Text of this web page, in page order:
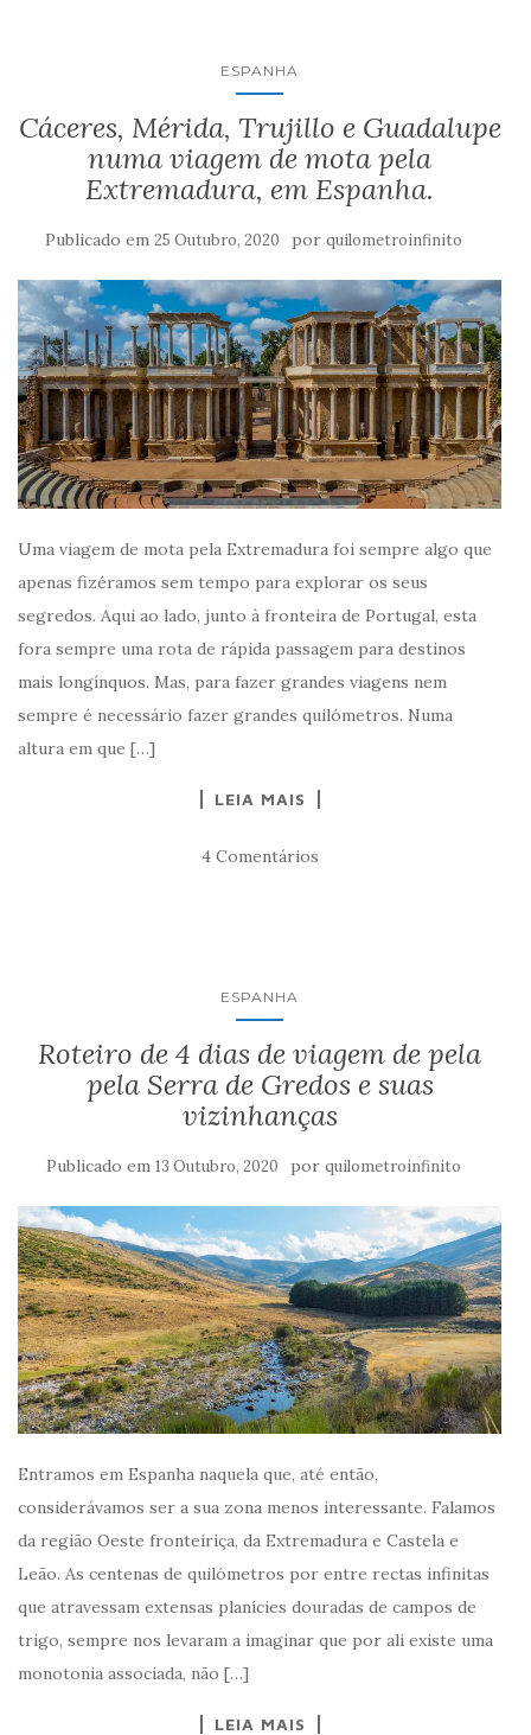
ESPANHA
Cáceres, Mérida, Trujillo e Guadalupe
numa viagem de mota pela
Extremadura, em Espanha.
Publicado em 25 Outubro, 2020 por quilometroinfinito
Uma viagem de mota pela Extremadura foi sempre algo que
apenas fizéramos sem tempo para explorar os seus
segredos. Aqui ao lado, junto à fronteira de Portugal, esta
fora sempre uma rota de rápida passagem para destinos
mais longínquos. Mas, para fazer grandes viagens nem
sempre é necessário fazer grandes quilómetros. Numa
altura em que […]
LEIA MAIS
4 Comentários
ESPANHA
Roteiro de 4 dias de viagem de pela
pela Serra de Gredos e suas
vizinhanças
Publicado em 13 Outubro, 2020 por quilometroinfinito
Entramos em Espanha naquela que, até então,
considerávamos ser a sua zona menos interessante. Falamos
da região Oeste fronteiriça, da Extremadura e Castela e
Leão. As centenas de quilómetros por entre rectas infinitas
que atravessam extensas planícies douradas de campos de
trigo, sempre nos levaram a imaginar que por ali existe uma
monotonia associada, não […]
LEIA MAIS